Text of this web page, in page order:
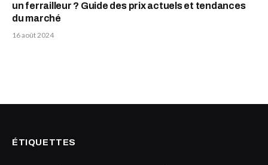
un ferrailleur ? Guide des prix actuels et tendances
du marché
16 août 2024
ÉTIQUETTES